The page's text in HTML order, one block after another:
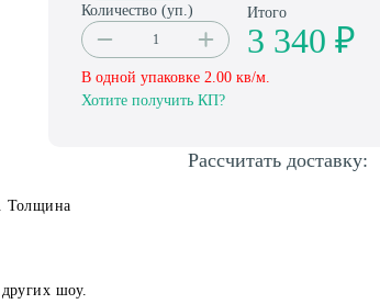
Количество (уп. ) Итого
3 340 ₽
В одной упаковке 2.00 кв/м.
Хотите получить КП?
Толщина
шоу.
Рассчитать доставку: